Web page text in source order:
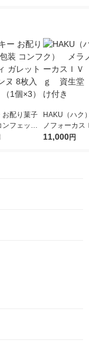
お配り菓子
ンフェッテ
ブルトン
HAKU（ハ
ノフォーカ
5ｇ 資生堂
11,000円